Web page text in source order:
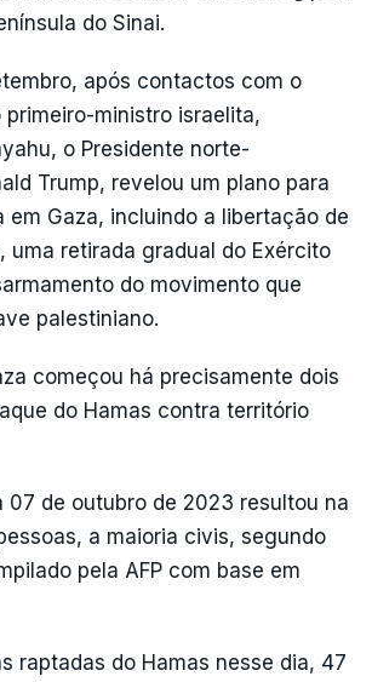
do Sinai.
após contactos com o
primeiro-ministro israelita,
o Presidente norte-
Trump, revelou um plano para
em Gaza, incluindo a libertação de
uma retirada gradual do Exército
do movimento que
palestiniano.
começou há precisamente dois
do Hamas contra território
07 de outubro de 2023 resultou na
a maioria civis, segundo
pela AFP com base em
raptadas do Hamas nesse dia, 47